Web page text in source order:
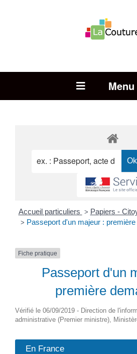
Open
Accueil particuliers > Papiers -
> Passeport d'un majeur :
Fiche pratique
Passeport d'un
première
Vérifié le 06/09/2019 - Direction de
administrative (Premier ministre),
En France